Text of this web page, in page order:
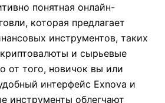
понятная онлайн-
которая предлагает
инструментов, таких
и сырьевые
от того, новичок вы или
интерфейс Exnova и
инструменты облегчают